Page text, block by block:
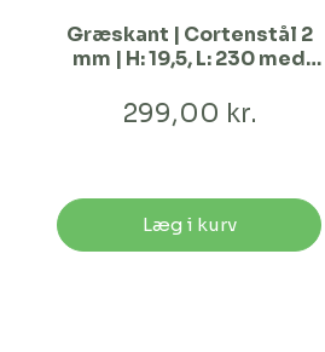
Græskant | Cortenstål 2
mm | H: 19,5, L: 230 med
299,00 kr.
Læg i kurv